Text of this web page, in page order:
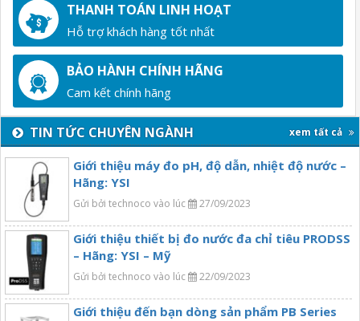
THANH TOÁN LINH HOẠT
Hỗ trợ khách hàng tốt nhất
BẢO HÀNH CHÍNH HÃNG
Cam kết chính hãng
TIN TỨC CHUYÊN NGÀNH xem tất cả
Giới thiệu máy đo pH, độ dẫn, nhiệt độ nước –
Hãng: YSI
Gửi bởi technoco vào lúc 27/09/2023
Giới thiệu thiết bị đo nước đa chỉ tiêu PRODSS
– Hãng: YSI – Mỹ
Gửi bởi technoco vào lúc 22/09/2023
Giới thiệu đến bạn dòng sản phẩm PB Series